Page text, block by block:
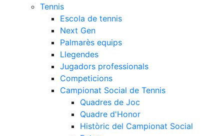
Tennis
Escola de tennis
Next Gen
Palmarès equips
Llegendes
Jugadors professionals
Competicions
Campionat Social de Tennis
Quadres de Joc
Quadre d'Honor
Històric del Campionat Social